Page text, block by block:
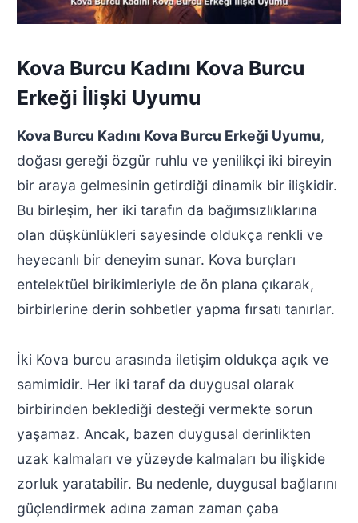
Kova Burcu Kadını Kova Burcu
Erkeği İlişki Uyumu
Kova Burcu Kadını Kova Burcu Erkeği Uyumu,
doğası gereği özgür ruhlu ve yenilikçi iki bireyin
bir araya gelmesinin getirdiği dinamik bir ilişkidir.
Bu birleşim, her iki tarafın da bağımsızlıklarına
olan düşkünlükleri sayesinde oldukça renkli ve
heyecanlı bir deneyim sunar. Kova burçları
entelektüel birikimleriyle de ön plana çıkarak,
birbirlerine derin sohbetler yapma fırsatı tanırlar.
İki Kova burcu arasında iletişim oldukça açık ve
samimidir. Her iki taraf da duygusal olarak
birbirinden beklediği desteği vermekte sorun
yaşamaz. Ancak, bazen duygusal derinlikten
uzak kalmaları ve yüzeyde kalmaları bu ilişkide
zorluk yaratabilir. Bu nedenle, duygusal bağlarını
güçlendirmek adına zaman zaman çaba